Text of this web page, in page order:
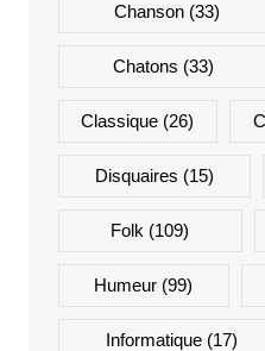
Chanson (33)
Chatons (33)
Classique (26)
Disquaires (15)
Folk (109)
Humeur (99)
Informatique(17)